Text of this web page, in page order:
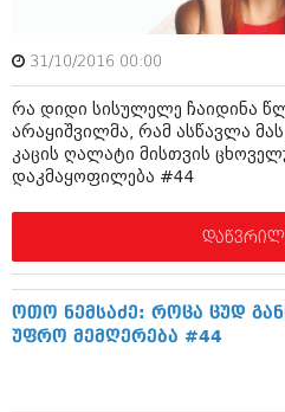
ამბები
საზოგადოება
მოდი, ვილაპარაკოთ
მოდა + დიზაინი
რელიგია
მედიცინა
სპორტი
მოდი, ვილაპარაკოთ
მოდა + დიზაინი
რელიგია
მედიცინა
კულინარია
ავტორჩევები
31/10/2016 00:00
რა დიდი სისულელე ჩაიდინა
არაყიშვილმა, რამ ასწავლა
კაცის ღალატი მისთვის
დაკმაყოფილება #44
ოთო ნემსაძე: როცა ცუდ
უფრო მემღერება #44